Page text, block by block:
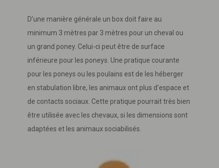
D’une manière générale un box doit faire au
minimum 3 mètres par 3 mètres pour un cheval ou
un grand poney. Celui-ci peut être de surface
inférieure pour les poneys. Une pratique courante
pour les poneys ou les poulains est de les héberger
en stabulation libre, les animaux ont plus d’espace et
de contacts sociaux. Cette pratique pourrait très bien
être utilisée avec les chevaux, si les dimensions sont
adaptées et les animaux sociabilisés.